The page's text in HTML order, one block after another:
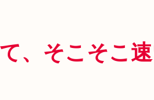
、そこそこ